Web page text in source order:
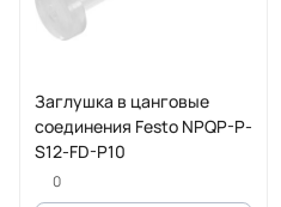
Заглушка в цанговые
соединения Festo NPQP-P-
S12-FD-P10
0